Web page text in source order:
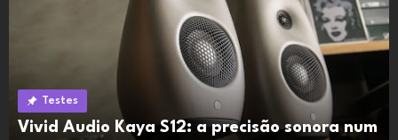
Testes
Vivid Audio Kaya S12: a precisão sonora num